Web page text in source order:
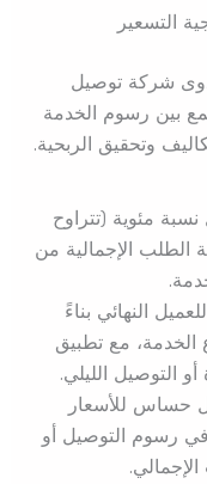
التسعير
شركة توصيل
بين رسوم الخدمة
وتحقيق الربحية.
مئوية (تتراوح
من قيمة الطلب الإجمالية من
النهائي بناءً
مع تطبيق
التوصيل الليلي.
حساس للأسعار
رسوم التوصيل أو